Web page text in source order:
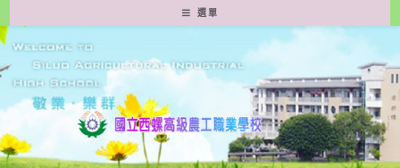
轉
至
要
容
選單